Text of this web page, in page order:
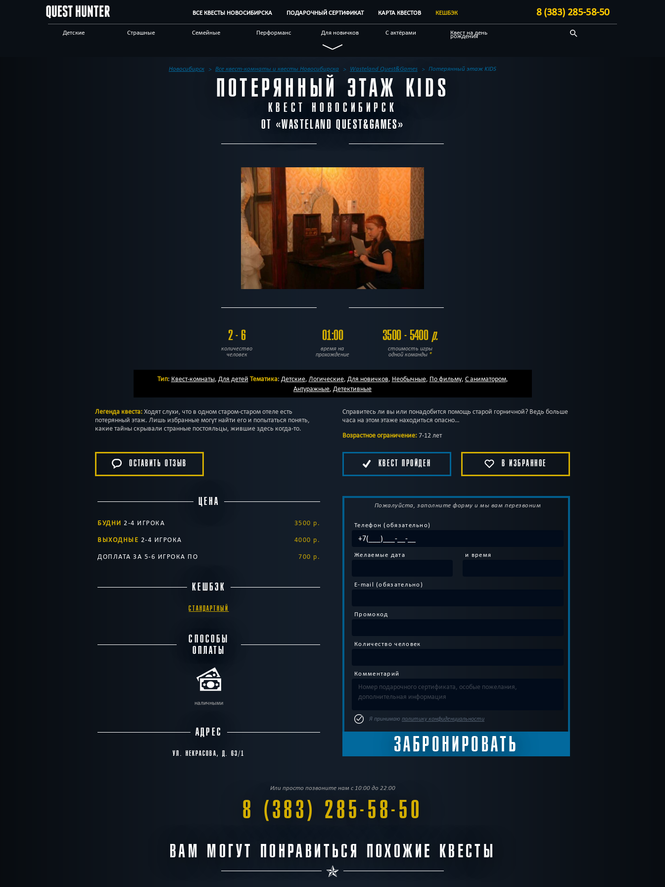
ВСЕ КВЕСТЫ НОВОСИБИРСКА ПОДАРОЧНЫЙ СЕРТИФИКАТ КАРТА КВЕСТОВ КЕШБЭК 8 (383) 285-58-50
Детские Страшные Семейные Перформанс Для новичков С актёрами Квест на день
рождения
Стимпанк
Ограбление Спастись С аниматором Антуражные
Квест-комнаты Бренды квестов Отзывы на квесты Корпоративным
клиентам
Новосибирск Все квест-комнаты и квесты Новосибирска Wasteland Quest&Games Потерянный этаж KIDS
ПОТЕРЯННЫЙ ЭТАЖ KIDS
КВЕСТ НОВОСИБИРСК
ОТ «WASTELAND QUEST&GAMES»
2 - 6
количество
человек
01:00
время на
прохождение
3500 - 5400р.
стоимость игры
одной команды *
Тип: Квест-комнаты, Для детей Тематика: Детские, Логические, Для новичков, Необычные, По фильму, С аниматором,
Антуражные, Детективные
Легенда квеста:Ходят слухи, что в одном старом-старом отеле есть
потерянный этаж. Лишь избранные могут найти его и попытаться понять,
какие тайны скрывали странные постояльцы, жившие здесь когда-то.
Справитесь ли вы или понадобится помощь старой горничной? Ведь больше
часа на этом этаже находиться опасно…
Возрастное ограничение:7-12 лет
ОСТАВИТЬ ОТЗЫВ КВЕСТ ПРОЙДЕН В ИЗБРАННОЕ
ЦЕНА
БУДНИ 2-4 ИГРОКА
3500 р.
ВЫХОДНЫЕ 2-4 ИГРОКА
4000 р.
ДОПЛАТА ЗА 5-6 ИГРОКА ПО
700 р.
КЕШБЭК
СТАНДАРТНЫЙ
СПОСОБЫ
ОПЛАТЫ
наличными
АДРЕС
УЛ. НЕКРАСОВА, Д. 63/1
Пожалуйста, заполните форму и мы вам перезвоним
Телефон (обязательно)
Желаемые дата и время
E-mail (обязательно)
Промокод
Количество человек
Комментарий
Я принимаю политику конфиденциальности
Или просто позвоните нам с 10:00 до 22:00
8 (383) 285-58-50
ВАМ МОГУТ ПОНРАВИТЬСЯ ПОХОЖИЕ КВЕСТЫ